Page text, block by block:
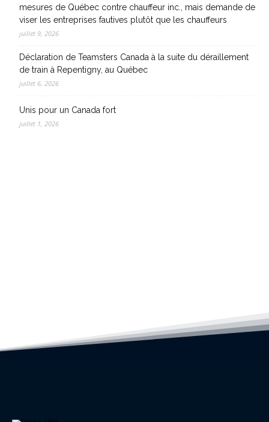
mesures de Québec contre chauffeur inc., mais demande de
viser les entreprises fautives plutôt que les chauffeurs
juillet 9, 2026
Déclaration de Teamsters Canada à la suite du déraillement
de train à Repentigny, au Québec
juillet 6, 2026
Unis pour un Canada fort
juillet 1, 2026